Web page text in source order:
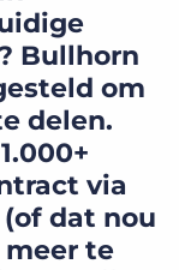
Bullhorn
om
delen.
via
dat nou
meer te